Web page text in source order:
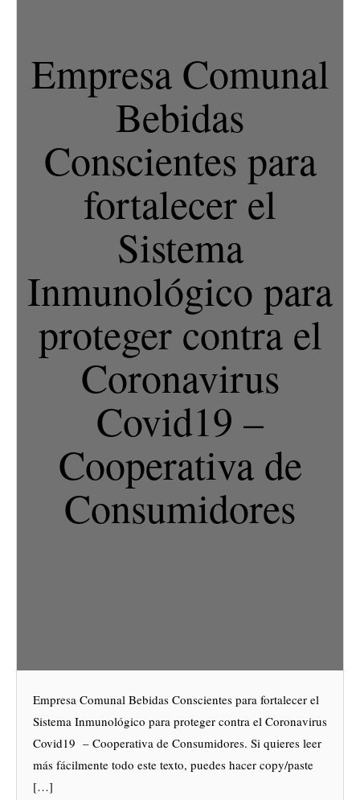
Empresa Comunal
Bebidas
Conscientes para
fortalecer el
Sistema
Inmunológico para
proteger contra el
Coronavirus
Covid19 –
Cooperativa de
Consumidores
Empresa Comunal Bebidas Conscientes para fortalecer el
Sistema Inmunológico para proteger contra el Coronavirus
Covid19 – Cooperativa de Consumidores. Si quieres leer
más fácilmente todo este texto, puedes hacer copy/paste
[…]